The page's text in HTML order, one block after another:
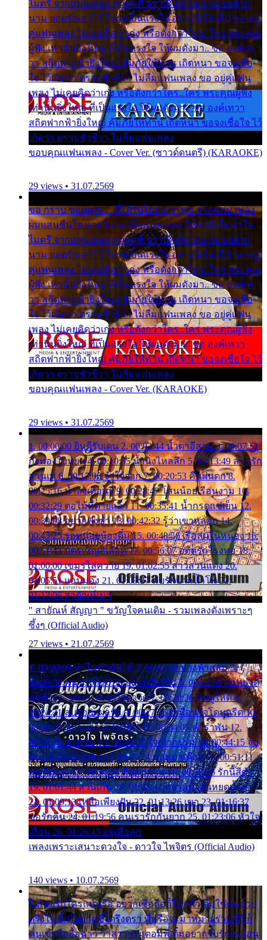
ไมตรี จากแฟนเพลง ทุกทุกที่ ปราณีหลั่งไหล ผมขอฝาก
นาม ยอดรักเอาไว้ โปรดเป็นแรงใจ อย่างนี้เรื่อยไป ขอ อยู่
คู่แฟนเพลง ไม่เคยคิดว่าเก่ง หรือดังกว่าใคร..ใคร พระคุณ
ผู้ฟัง เท่านั้นยิ่งใหญ่ ที่เป็นแรงใจ ให้ผมดังมา.. ขอ องค์เท
วา สถิตฟากฟ้ายิ่งใหญ่ คุ้มภัยให้ท่าน เถิดหนา ขอจงเชื่อ
ใจ ไว้เถิดว่า ตราบชั่วชีวา ไม่ลืมแฟนเพลง ขอ อยู่คู่แฟน
เพลง ไม่เคยคิดว่าเก่ง หรือดังกว่าใคร..ใคร พระคุณผู้ฟัง
เท่านั้นยิ่งใหญ่ ที่เป็นแรงใจ ให้ผมดังมา.. ขอ องค์เทวา
สถิตฟากฟ้ายิ่งใหญ่ คุ้มภัยให้ท่าน เถิดหนา ขอจงเชื่อใจ ไว้
เถิดว่า ตราบชั่วชีวา ไม่ลืมแฟนเพลง
ขอบคุณแฟนเพลง - Cover Ver. (ซาวด์ดนตรี) (KARAOKE)
29 views • 31.07.2569
ขอ กราบ ขอบคุณ.... ที่ได้รับไออุ่น การุณ จากแฟน เพลง
ผมแสนชื่นใจ หายวังเวง เมื่อแฟนเพลง ให้กำลังใจ น้ำใจ
ไมตรี จากแฟนเพลง ทุกทุกที่ ปราณีหลั่งไหล ผมขอฝาก
นาม ยอดรักเอาไว้ โปรดเป็นแรงใจ อย่างนี้เรื่อยไป ขอ อยู่
คู่แฟนเพลง ไม่เคยคิดว่าเก่ง หรือดังกว่าใคร..ใคร พระคุณ
ผู้ฟัง เท่านั้นยิ่งใหญ่ ที่เป็นแรงใจ ให้ผมดังมา.. ขอ องค์เท
วา สถิตฟากฟ้ายิ่งใหญ่ คุ้มภัยให้ท่าน เถิดหนา ขอจงเชื่อ
ใจ ไว้เถิดว่า ตราบชั่วชีวา ไม่ลืมแฟนเพลง ขอ อยู่คู่แฟน
เพลง ไม่เคยคิดว่าเก่ง หรือดังกว่าใคร..ใคร พระคุณผู้ฟัง
เท่านั้นยิ่งใหญ่ ที่เป็นแรงใจ ให้ผมดังมา.. ขอ องค์เทวา
สถิตฟากฟ้ายิ่งใหญ่ คุ้มภัยให้ท่าน เถิดหนา ขอจงเชื่อใจ ไว้
เถิดว่า ตราบชั่วชีวา ไม่ลืมแฟนเพลง
ขอบคุณแฟนเพลง - Cover Ver. (KARAOKE)
29 views • 31.07.2569
1. 00:00:00 ยินดีรับเดน 2. 00:03:44 น้ำตาอีสาน 3. 00:07:51
กิ่งทองใบหยก 4. 00:10:35 น้ำนิ่งไหลลึก 5. 00:13:49 ลานรัก
ลานเท 6. 00:17:06 จำใจจาก 7. 00:20:53 คืนฝนตก 8.
00:25:16 น้ำลงเดือนยี่ 9. 00:28:47 โสนน้อยเรือนงาม 10.
00:32:29 ตอไม้ที่ตายแล้ว 11. 00:35:41 น้ำกรดแช่เย็น 12.
00:39:08 อยากฟังซ้ำ 13. 00:42:32 รู้ว่าเขาหลอก 14.
00:45:25 รอหน่อยน้องติ๋ม 15. 00:48:56 เรือล่มในหนอง 16.
00:51:43 บัตรเชิญสีเลือด 17. 00:56:07 อดีตรักโรงทอ 18.
01:00:00 เขมรไล่ควาย 19. 01:02:55 สาวสวนแตง 20.
01:05:51 แอบมอง 21. 01:09:27 พบรักปากน้ำโพ 22.
01:13:06 สายัณห์เมา
" สายัณห์ สัญญา " ขวัญใจคนเดิม - รวมเพลงดังเพราะๆ
ซึ้งๆ (Official Audio)
27 views • 21.07.2569
1. 00:00:00 ทำไมทำฉันได้ 2. 00:03:20 นางฟ้าสลัม 3.
00:06:50 คน 4. 00:10:36 บุญเหลือเกิน 5. 00:13:58 ฝนหยาด
สุดท้าย 6. 00:17:30 ยาใจยาจก 7. 00:20:30 คิดดูให้ดี 8.
00:24:21 ลบรอยแผลรัก 9. 00:27:35 เหมือนใจโดนกรีด 10.
00:30:54 ขบวนการเปาเปียว 11. 00:34:05 คำรำพัน 12.
00:37:20 ปาหนัน 13. 00:40:37 ใจเจ้ากรรม 14. 00:44:15 จูบ
ฉันแล้วจงตายเสีย 15. 00:47:24 ขอสูมาเต๊อะ 16. 00:51:11
คนใจมาร 17. 00:54:50 คืนทรมาน 18. 00:58:25 รักนี้สีดำ
19. 01:01:44 ส่วนเกิน 20. 01:05:42 หยาดน้ำฝนหยดน้ำตา
21. 01:09:13 เหลือเพียงฝัน 22. 01:13:26 เขา 23. 01:16:37
ขอรักคืน 24. 01:19:56 คนเรารักกันยาก 25. 01:23:06 หัวใจ
เถื่อน 26. 01:26:45 อยู่เพื่อลูก
เพลงเพราะเสนาะดวงใจ - ดาวใจ ไพจิตร (Official Audio)
140 views • 10.07.2569
ไม่เคยรักใครแน่หรือ อยากเชื่อถือก็ไม่กล้า ติ๋มใช่คนสวย
ตรึงใจ ติ๋มใช่งามซึ้งตรึงตรา พี่หรือจะมาหมายร่วมชีวี ก็
คนเขาลืออื้อฉาว ว่าสาวๆรุมตอมพี่ ติ๋มอยากรับรักเหมือน